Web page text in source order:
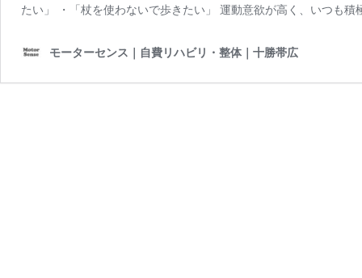
たい」 ・「杖を使わないで歩きたい」 運動意欲が高く、いつも
モーターセンス｜自費リハビリ・整体｜十勝帯広